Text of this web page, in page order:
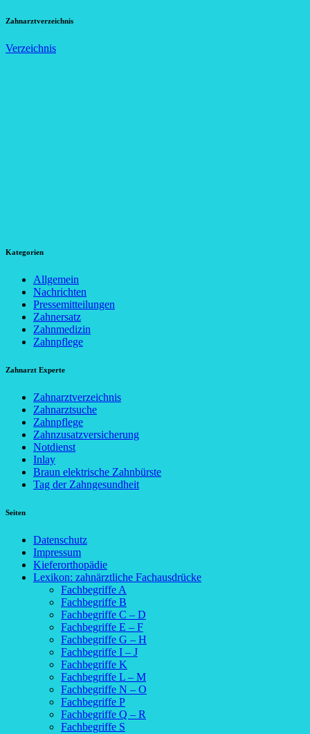
Zahnarztverzeichnis
Verzeichnis
Kategorien
Allgemein
Nachrichten
Pressemitteilungen
Zahnersatz
Zahnmedizin
Zahnpflege
Zahnarzt Experte
Zahnarztverzeichnis
Zahnarztsuche
Zahnpflege
Zahnzusatzversicherung
Notdienst
Inlay
Braun elektrische Zahnbürste
Tag der Zahngesundheit
Seiten
Datenschutz
Impressum
Kieferorthopädie
Lexikon: zahnärztliche Fachausdrücke
Fachbegriffe A
Fachbegriffe B
Fachbegriffe C – D
Fachbegriffe E – F
Fachbegriffe G – H
Fachbegriffe I – J
Fachbegriffe K
Fachbegriffe L – M
Fachbegriffe N – O
Fachbegriffe P
Fachbegriffe Q – R
Fachbegriffe S